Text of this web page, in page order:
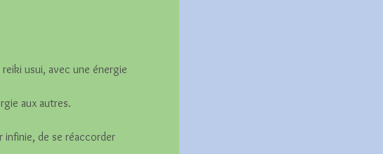
usui, avec une énergie
aux autres.
infinie, de se réaccorder